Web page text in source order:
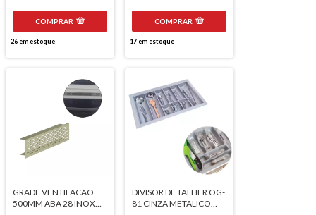
COMPRAR
26em estoque
COMPRAR
17em estoque
GRADE VENTILACAO
500MM ABA 28 INOX
DIVISOR DE TALHER OG-
81 CINZA METALICO